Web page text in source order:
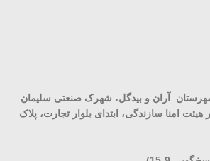
آران و بیدگل، شهرک صنعتی سلیمان
هیئت امنا سازندگی، ابتدای بلوار تجارت، پلاک